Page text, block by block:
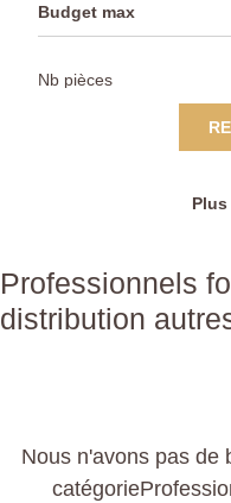
Professionnels
distribution
Nous n'avons pas de